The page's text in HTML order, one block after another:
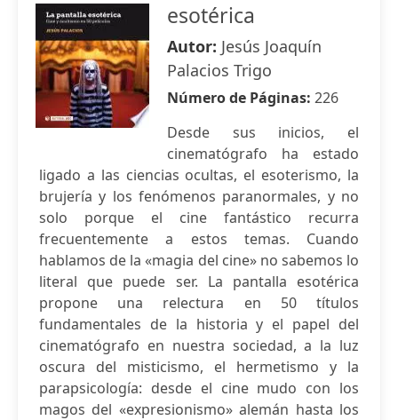
esotérica
Autor: Jesús Joaquín
Palacios Trigo
Número de Páginas: 226
Desde sus inicios, el
cinematógrafo ha estado
ligado a las ciencias ocultas, el esoterismo, la
brujería y los fenómenos paranormales, y no
solo porque el cine fantástico recurra
frecuentemente a estos temas. Cuando
hablamos de la «magia del cine» no sabemos lo
literal que puede ser. La pantalla esotérica
propone una relectura en 50 títulos
fundamentales de la historia y el papel del
cinematógrafo en nuestra sociedad, a la luz
oscura del misticismo, el hermetismo y la
parapsicología: desde el cine mudo con los
magos del «expresionismo» alemán hasta los